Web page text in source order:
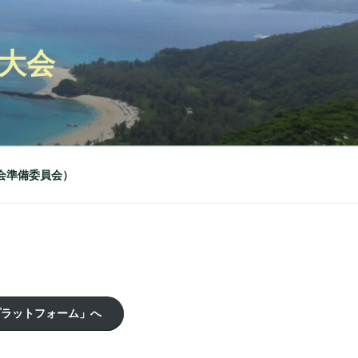
会
備委員会）
ラットフォーム」へ